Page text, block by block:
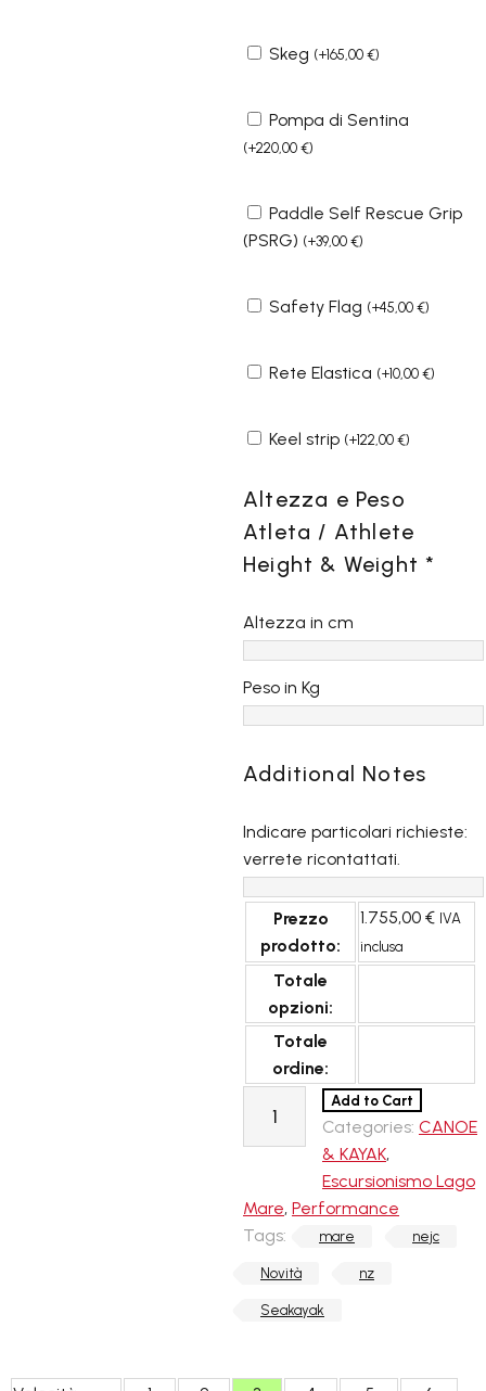
Skeg (+165,00€)
Pompa di Sentina
(+220,00€)
Paddle Self Rescue Grip
(PSRG) (+39,00€)
Safety Flag (+45,00€)
Rete Elastica (+10,00€)
Keel strip (+122,00€)
Altezza e Peso
Atleta / Athlete
Height & Weight *
Altezza in cm
Peso in Kg
Additional Notes
Indicare particolari richieste:
verrete ricontattati.
Prezzo
prodotto:
1.755,00 € IVA
inclusa
Totale
opzioni:
Totale
ordine:
Add to Cart
Categories: CANOE
& KAYAK,
Escursionismo Lago
Mare, Performance
Tags:
mare nejc
Novità nz
Seakayak